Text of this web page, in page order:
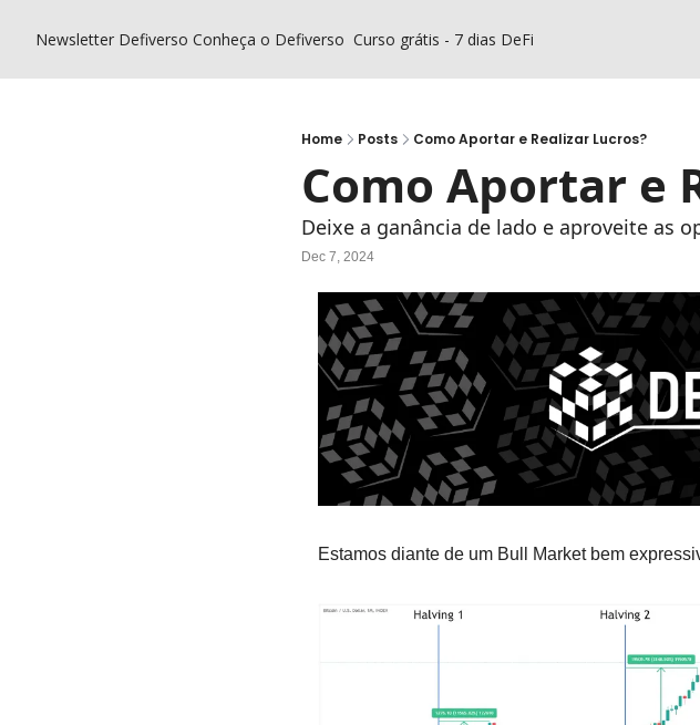
Newsletter Defiverso Conheça o Defiverso Curso grátis - 7 dias DeFi
Home Posts Como Aportar e Realizar Lucros?
Como Aportar e
Deixe a ganância de lado e aproveite as
Dec 7, 2024
Estamos diante de um Bull Market bem